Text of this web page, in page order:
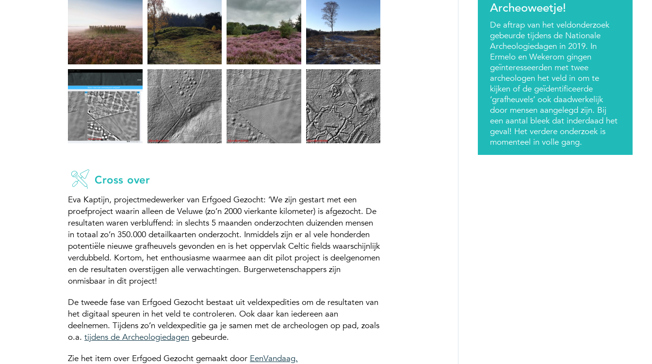
Cross over
Eva Kaptijn, projectmedewerker van Erfgoed Gezocht: ‘We zijn gestart met een
proefproject waarin alleen de Veluwe (zo’n 2000 vierkante kilometer) is afgezocht. De
resultaten waren verbluffend: in slechts 5 maanden onderzochten duizenden mensen
in totaal zo’n 350.000 detailkaarten onderzocht. Inmiddels zijn er al vele honderden
potentiële nieuwe grafheuvels gevonden en is het oppervlak Celtic fields waarschijnlijk
verdubbeld. Kortom, het enthousiasme waarmee aan dit pilot project is deelgenomen
en de resultaten overstijgen alle verwachtingen. Burgerwetenschappers zijn
onmisbaar in dit project!
De tweede fase van Erfgoed Gezocht bestaat uit veldexpedities om de resultaten van
het digitaal speuren in het veld te controleren. Ook daar kan iedereen aan
deelnemen. Tijdens zo’n veldexpeditie ga je samen met de archeologen op pad, zoals
o.a. tijdens de Archeologiedagen gebeurde.
Zie het item over Erfgoed Gezocht gemaakt door EenVandaag.
Archeoweetje!
De aftrap van het veldonderzoek
gebeurde tijdens de Nationale
Archeologiedagen in 2019. In
Ermelo en Wekerom gingen
geïnteresseerden met twee
archeologen het veld in om te
kijken of de geïdentificeerde
‘grafheuvels’ ook daadwerkelijk
door mensen aangelegd zijn. Bij
een aantal bleek dat inderdaad het
geval! Het verdere onderzoek is
momenteel in volle gang.